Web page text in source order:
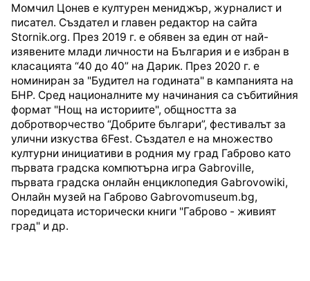
Момчил Цонев е културен мениджър, журналист и
писател. Създател и главен редактор на сайта
Stornik.org. През 2019 г. е обявен за един от най-
изявените млади личности на България и е избран в
класацията “40 до 40” на Дарик. През 2020 г. е
номиниран за "Будител на годината" в кампанията на
БНР. Сред националните му начинания са събитийния
формат "Нощ на историите", общността за
добротворчество “Добрите българи”, фестивалът за
улични изкуства 6Fest. Създател е на множество
културни инициативи в родния му град Габрово като
първата градска компютърна игра Gabroville,
първата градска онлайн енциклопедия Gabrovowiki,
Онлайн музей на Габрово Gabrovomuseum.bg,
поредицата исторически книги "Габрово - живият
град" и др.